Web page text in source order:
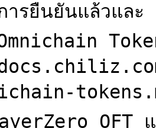
รยืนยันแล้วและ